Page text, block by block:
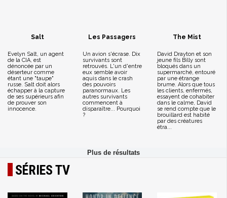
Salt
Evelyn Salt, un agent
de la CIA, est
dénoncée par un
déserteur comme
étant une "taupe"
russe. Salt doit alors
échapper à la capture
de ses supérieurs afin
de prouver son
innocence.
Les Passagers
Un avion s'écrase. Dix
survivants sont
retrouvés. L'un d'entre
eux semble avoir
aquis dans le crash
des pouvoirs
paranormaux. Les
autres survivants
commencent à
disparaître... Pourquoi
?
The Mist
David Drayton et son
jeune fils Billy sont
bloqués dans un
supermarché, entouré
par une étrange
brume. Alors que tous
les clients, enfermés,
essayent de cohabiter
dans le calme, David
se rend compte que le
brouillard est habité
par des créatures
étra...
SÉRIES TV